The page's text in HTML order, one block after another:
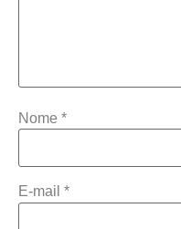
Nome *
E-mail *